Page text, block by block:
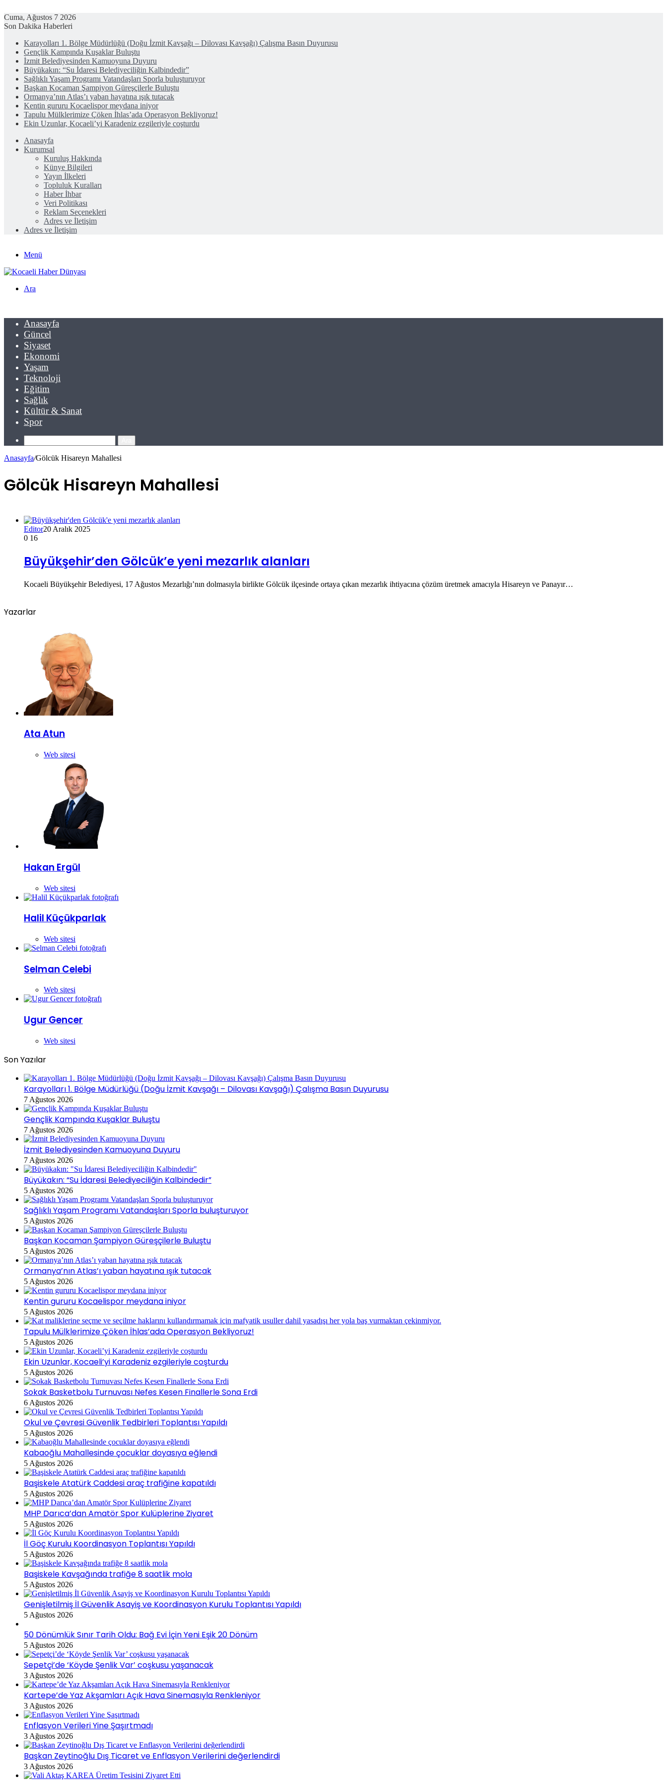
Cuma, Ağustos 7 2026
Son Dakika Haberleri
Karayolları 1. Bölge Müdürlüğü (Doğu İzmit Kavşağı – Dilovası Kavşağı) Çalışma Basın Duyurusu
Gençlik Kampında Kuşaklar Buluştu
İzmit Belediyesinden Kamuoyuna Duyuru
Büyükakın: “Su İdaresi Belediyeciliğin Kalbindedir”
Sağlıklı Yaşam Programı Vatandaşları Sporla buluşturuyor
Başkan Kocaman Şampiyon Güreşçilerle Buluştu
Ormanya’nın Atlas’ı yaban hayatına ışık tutacak
Kentin gururu Kocaelispor meydana iniyor
Tapulu Mülklerimize Çöken İhlas’ada Operasyon Bekliyoruz!
Ekin Uzunlar, Kocaeli’yi Karadeniz ezgileriyle coşturdu
Anasayfa
Kurumsal
Kuruluş Hakkında
Künye Bilgileri
Yayın İlkeleri
Topluluk Kuralları
Haber İhbar
Veri Politikası
Reklam Seçenekleri
Adres ve İletişim
Adres ve İletişim
Menü
Ara
Anasayfa
Güncel
Siyaset
Ekonomi
Yaşam
Teknoloji
Eğitim
Sağlık
Kültür & Sanat
Spor
Anasayfa/Gölcük Hisareyn Mahallesi
Gölcük Hisareyn Mahallesi
Editor20 Aralık 2025
0 16
Büyükşehir’den Gölcük’e yeni mezarlık alanları
Kocaeli Büyükşehir Belediyesi, 17 Ağustos Mezarlığı’nın dolmasıyla birlikte Gölcük ilçesinde ortaya çıkan mezarlık ihtiyacına çözüm üretmek amacıyla Hisareyn ve Panayır…
Yazarlar
Ata Atun
Web sitesi
Hakan Ergül
Web sitesi
Halil Küçükparlak
Web sitesi
Selman Celebi
Web sitesi
Ugur Gencer
Web sitesi
Son Yazılar
Karayolları 1. Bölge Müdürlüğü (Doğu İzmit Kavşağı – Dilovası Kavşağı) Çalışma Basın Duyurusu
7 Ağustos 2026
Gençlik Kampında Kuşaklar Buluştu
7 Ağustos 2026
İzmit Belediyesinden Kamuoyuna Duyuru
7 Ağustos 2026
Büyükakın: “Su İdaresi Belediyeciliğin Kalbindedir”
5 Ağustos 2026
Sağlıklı Yaşam Programı Vatandaşları Sporla buluşturuyor
5 Ağustos 2026
Başkan Kocaman Şampiyon Güreşçilerle Buluştu
5 Ağustos 2026
Ormanya’nın Atlas’ı yaban hayatına ışık tutacak
5 Ağustos 2026
Kentin gururu Kocaelispor meydana iniyor
5 Ağustos 2026
Tapulu Mülklerimize Çöken İhlas’ada Operasyon Bekliyoruz!
5 Ağustos 2026
Ekin Uzunlar, Kocaeli’yi Karadeniz ezgileriyle coşturdu
5 Ağustos 2026
Sokak Basketbolu Turnuvası Nefes Kesen Finallerle Sona Erdi
6 Ağustos 2026
Okul ve Çevresi Güvenlik Tedbirleri Toplantısı Yapıldı
5 Ağustos 2026
Kabaoğlu Mahallesinde çocuklar doyasıya eğlendi
5 Ağustos 2026
Başiskele Atatürk Caddesi araç trafiğine kapatıldı
5 Ağustos 2026
MHP Darıca’dan Amatör Spor Kulüplerine Ziyaret
5 Ağustos 2026
İl Göç Kurulu Koordinasyon Toplantısı Yapıldı
5 Ağustos 2026
Başiskele Kavşağında trafiğe 8 saatlik mola
5 Ağustos 2026
Genişletilmiş İl Güvenlik Asayiş ve Koordinasyon Kurulu Toplantısı Yapıldı
5 Ağustos 2026
50 Dönümlük Sınır Tarih Oldu: Bağ Evi İçin Yeni Eşik 20 Dönüm
5 Ağustos 2026
Sepetçi’de ‘Köyde Şenlik Var’ coşkusu yaşanacak
3 Ağustos 2026
Kartepe’de Yaz Akşamları Açık Hava Sinemasıyla Renkleniyor
3 Ağustos 2026
Enflasyon Verileri Yine Şaşırtmadı
3 Ağustos 2026
Başkan Zeytinoğlu Dış Ticaret ve Enflasyon Verilerini değerlendirdi
3 Ağustos 2026